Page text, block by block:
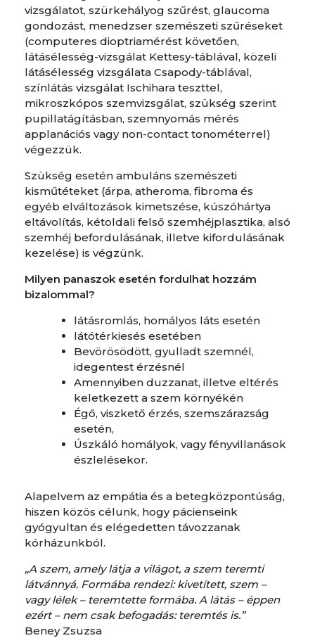
vizsgálatot, szürkehályog szűrést, glaucoma
gondozást, menedzser szemészeti szűréseket
(computeres dioptriamérést követően,
látásélesség-vizsgálat Kettesy-táblával, közeli
látásélesség vizsgálata Csapody-táblával,
színlátás vizsgálat Ischihara teszttel,
mikroszkópos szemvizsgálat, szükség szerint
pupillatágításban, szemnyomás mérés
applanációs vagy non-contact tonométerrel)
végezzük.
Szükség esetén ambuláns szemészeti
kisműtéteket (árpa, atheroma, fibroma és
egyéb elváltozások kimetszése, kúszóhártya
eltávolítás, kétoldali felső szemhéjplasztika, alsó
szemhéj befordulásának, illetve kifordulásának
kezelése) is végzünk.
Milyen panaszok esetén fordulhat hozzám
bizalommal?
látásromlás, homályos láts esetén
látótérkiesés esetében
Bevörösödött, gyulladt szemnél,
idegentest érzésnél
Amennyiben duzzanat, illetve eltérés
keletkezett a szem környékén
Égő, viszkető érzés, szemszárazság
esetén,
Úszkáló homályok, vagy fényvillanások
észlelésekor.
Alapelvem az empátia és a betegközpontúság,
hiszen közös célunk, hogy pácienseink
gyógyultan és elégedetten távozzanak
kórházunkból.
„A szem, amely látja a világot, a szem teremti
látvánnyá. Formába rendezi: kivetített, szem –
vagy lélek – teremtette formába. A látás – éppen
ezért – nem csak befogadás: teremtés is.”
Beney Zsuzsa